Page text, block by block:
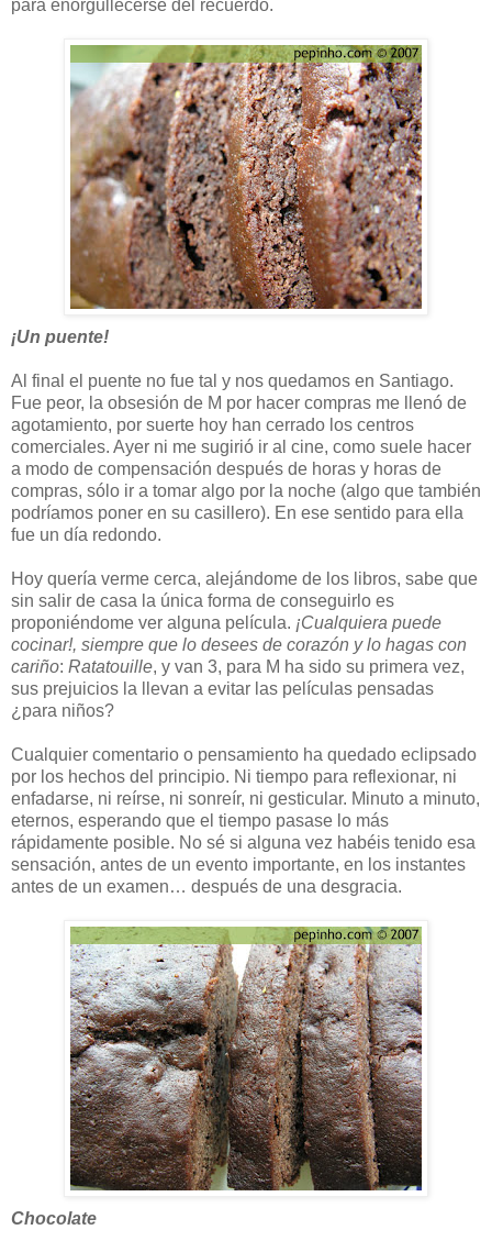
para enorgullecerse del recuerdo.
¡Un puente!
Al final el puente no fue tal y nos quedamos en Santiago.
Fue peor, la obsesión de M por hacer compras me llenó de
agotamiento, por suerte hoy han cerrado los centros
comerciales. Ayer ni me sugirió ir al cine, como suele hacer
a modo de compensación después de horas y horas de
compras, sólo ir a tomar algo por la noche (algo que también
podríamos poner en su casillero). En ese sentido para ella
fue un día redondo.
Hoy quería verme cerca, alejándome de los libros, sabe que
sin salir de casa la única forma de conseguirlo es
proponiéndome ver alguna película. ¡Cualquiera puede
cocinar!, siempre que lo desees de corazón y lo hagas con
cariño: Ratatouille, y van 3, para M ha sido su primera vez,
sus prejuicios la llevan a evitar las películas pensadas
¿para niños?
Cualquier comentario o pensamiento ha quedado eclipsado
por los hechos del principio. Ni tiempo para reflexionar, ni
enfadarse, ni reírse, ni sonreír, ni gesticular. Minuto a minuto,
eternos, esperando que el tiempo pasase lo más
rápidamente posible. No sé si alguna vez habéis tenido esa
sensación, antes de un evento importante, en los instantes
antes de un examen… después de una desgracia.
Chocolate